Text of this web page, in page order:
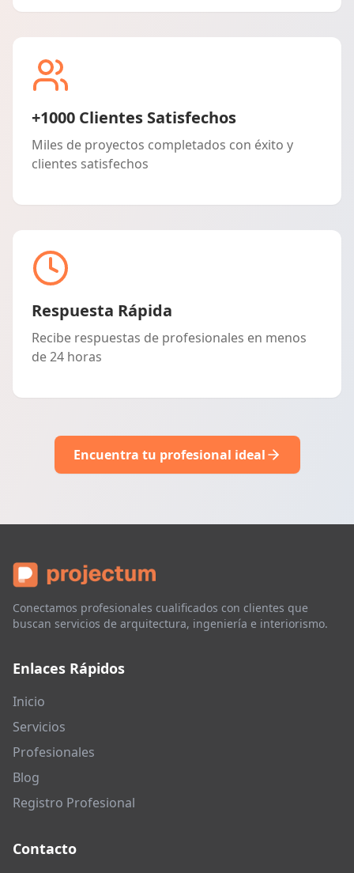
+1000 Clientes Satisfechos
Miles de proyectos completados con éxito y
clientes satisfechos
Respuesta Rápida
Recibe respuestas de profesionales en menos
de 24 horas
Encuentra tu profesional ideal
Conectamos profesionales cualificados con clientes que
buscan servicios de arquitectura, ingeniería e interiorismo.
Enlaces Rápidos
Inicio
Servicios
Profesionales
Blog
Registro Profesional
Contacto